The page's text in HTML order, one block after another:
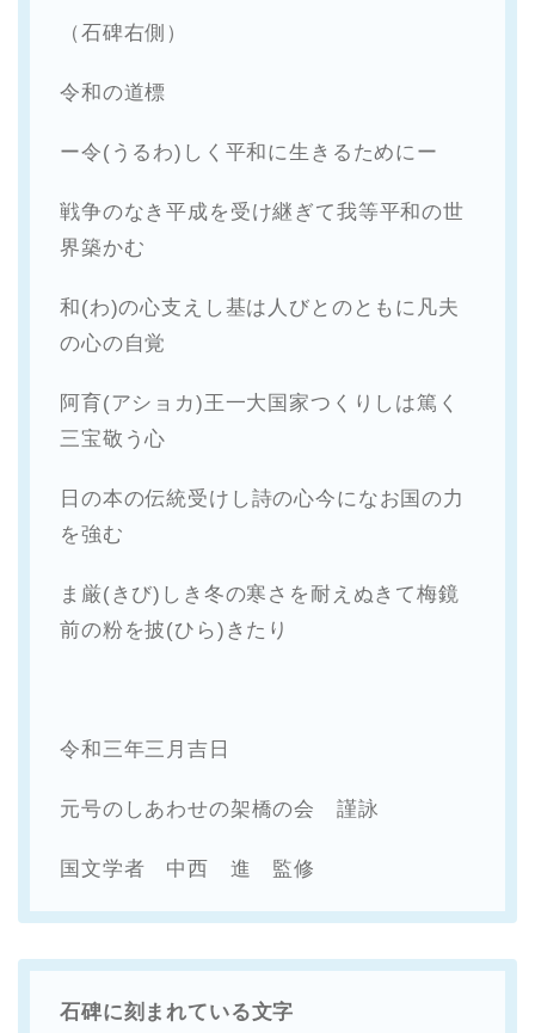
（石碑右側）
令和の道標
ー令(うるわ)しく平和に生きるためにー
戦争のなき平成を受け継ぎて我等平和の世
界築かむ
和(わ)の心支えし基は人びとのともに凡夫
の心の自覚
阿育(アショカ)王一大国家つくりしは篤く
三宝敬う心
日の本の伝統受けし詩の心今になお国の力
を強む
ま厳(きび)しき冬の寒さを耐えぬきて梅鏡
前の粉を披(ひら)きたり
令和三年三月吉日
元号のしあわせの架橋の会 謹詠
国文学者 中西 進 監修
石碑に刻まれている文字